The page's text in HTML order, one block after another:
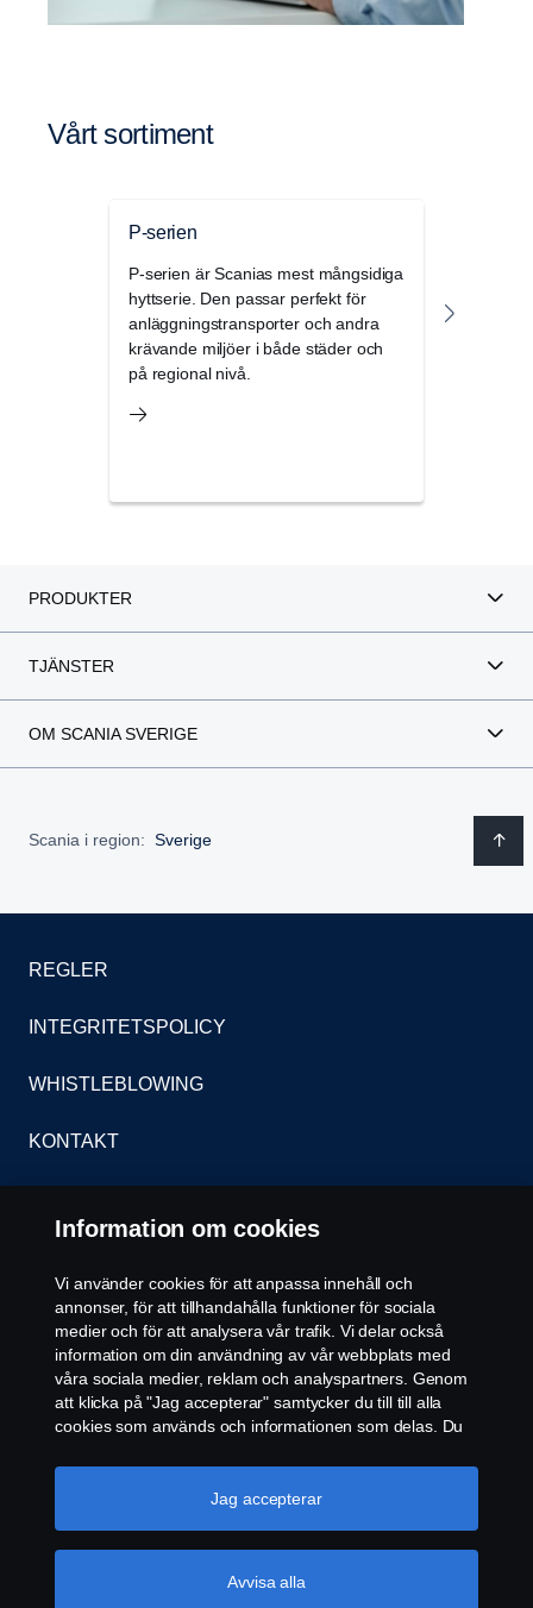
Vårt sorti­ment
P-serien
P-serien är Scanias mest mångsidiga
hyttserie. Den passar perfekt för
anläggningstransporter och andra
krävande miljöer i både städer och
på regional nivå.
PRODUKTER
TJÄNSTER
OM SCANIA SVERIGE
Scania i region: Sverige
REGLER
INTEGRITETSPOLICY
WHISTLEBLOWING
KONTAKT
COOKIE-INSTÄLLNINGAR
© Copyright Scania 2026. Scania Sverige AB, Box
900, 127 29 Stockholm, Telefon: 010-706 60 00
Information om cookies
Vi använder cookies för att anpassa innehåll och
annonser, för att tillhandahålla funktioner för sociala
medier och för att analysera vår trafik. Vi delar också
information om din användning av vår webbplats med
våra sociala medier, reklam och analyspartners. Genom
att klicka på "Jag accepterar" samtycker du till till alla
cookies som används och informationen som delas. Du
"Cookie-inställningar" och välja de kategorier du vill
acceptera. För en mer detaljerad förklaring av hur vi
Avvisa alla
Jag accepterar